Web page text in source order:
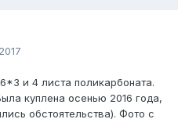
и 4 листа поликарбоната.
куплена осенью 2016 года,
обстоятельства). Фото с